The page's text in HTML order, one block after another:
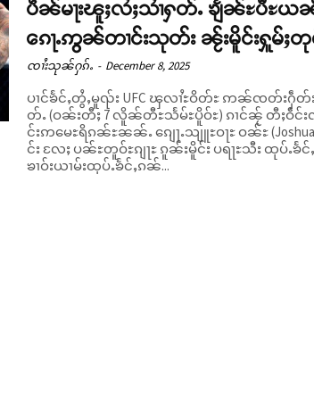
ပဵၼ်မႃးၽူႈလႆႈသၢႆႁတ်ႉ ၶျႅၼ်ႊပီႊယ
ၵေႃႉဢွၼ်တၢင်းသုတ်း ၼႂ်းမိူင်းႁူမ်ႈတု
ၸၢႆးသုၼ်ႁၵ်ႉ - December 8, 2025
ပၢင်ၶႅင်ႇတွႆႇမူၺ်း UFC ၾလၢႆႊဝိတ်ႊ ဢၼ်ၸတ်းႁဵတ်
တ်ႉ (ဝၼ်းတီႈ 7 လိူၼ်တီႊသႅမ်ႊပိူဝ်ႊ) ၵၢင်ၼႂ် တီႈဝဵင်းလူ
င်းဢမေႊရိၵၼ်ႊၼၼ်ႉ ၵျေႃႉသျူႊဝႃႊ ဝၼ်ႊ (Joshua
င်း လႄႈ ပၼ်ႊတူဝ်ႊၵျႃႊ ၵူၼ်းမိူင်း ပရႃႊသီး ထုပ်ႉၶႅင်ႇၵၼ်။ တီႈပ
ၶၢဝ်းယၢမ်းထုပ်ႉၶႅင်ႇၵၼ်...